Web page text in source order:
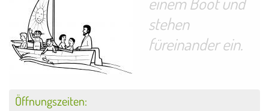
stehen
füreinander ein.
Öffnungszeiten: